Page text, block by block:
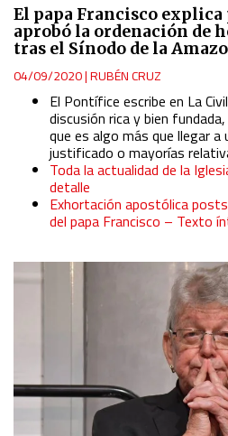
El papa Francisco
aprobó la ordenación de
tras el Sínodo de la
04/09/2020|RUBÉN CRUZ
El Pontífice escribe en La
discusión rica y bien
que es algo más que llegar
justificado o mayorías
Toda la actualidad de la
detalle
Exhortación apostólica
del papa Francisco – Texto